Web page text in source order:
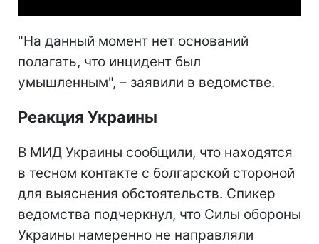
"На данный момент нет оснований
полагать, что инцидент был
умышленным", – заявили в ведомстве.
Реакция Украины
В МИД Украины сообщили, что находятся
в тесном контакте с болгарской стороной
для выяснения обстоятельств. Спикер
ведомства подчеркнул, что Силы обороны
Украины намеренно не направляли